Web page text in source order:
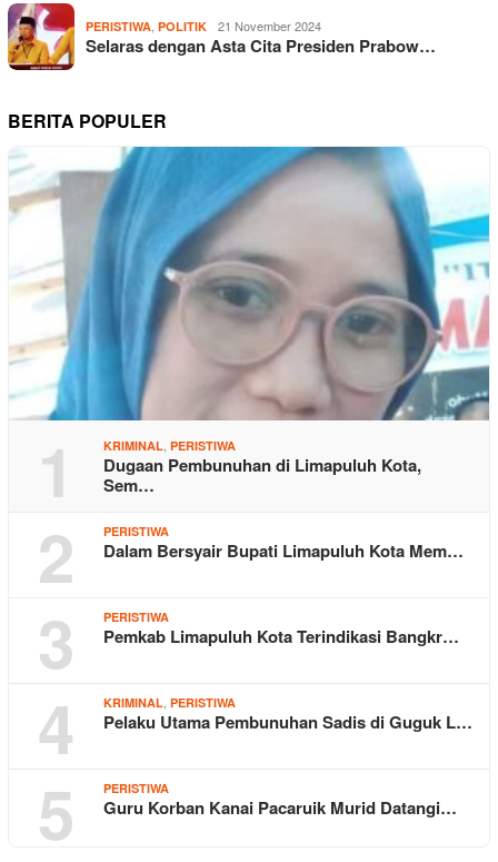
PERISTIWA POLITIK 21 November 2024
Selaras dengan Asta Cita Presiden Prabow…
BERITA POPULER
1 KRIMINAL PERISTIWA
Dugaan Pembunuhan di Limapuluh Kota,
Sem…
2 PERISTIWA
Dalam Bersyair Bupati Limapuluh Kota Mem…
3 PERISTIWA
Pemkab Limapuluh Kota Terindikasi Bangkr…
4 KRIMINAL PERISTIWA
Pelaku Utama Pembunuhan Sadis di Guguk L…
5 PERISTIWA
Guru Korban Kanai Pacaruik Murid Datangi…